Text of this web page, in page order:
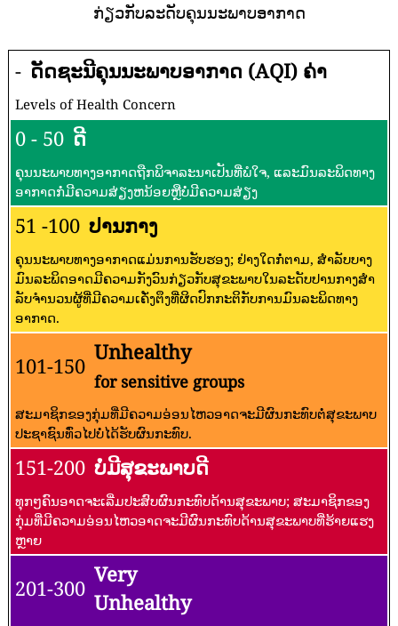
ກ່ຽວກັບລະດັບຄຸນນະພາບອາກາດ
- ດັດຊະນີຄຸນນະພາບອາກາດ (AQI) ຄ່າ
Levels of Health Concern
0 - 50 ດີ
ຄຸນນະພາບທາງອາກາດຖືກພິຈາລະນາເປັນທີ່ພໍໃຈ, ແລະມົນລະພິດທາງ
ອາກາດກໍ່ມີຄວາມສ່ຽງຫນ້ອຍຫຼືບໍ່ມີຄວາມສ່ຽງ
51 -100 ປານກາງ
ຄຸນນະພາບທາງອາກາດແມ່ນການຮັບຮອງ; ຢ່າງໃດກໍ່ຕາມ, ສໍາລັບບາງ
ມົນລະພິດອາດມີຄວາມກັງວົນກ່ຽວກັບສຸຂະພາບໃນລະດັບປານກາງສໍາ
ລັບຈໍານວນຜູ້ທີ່ມີຄວາມເຄັ່ງຕຶງທີ່ຜິດປົກກະຕິກັບການມົນລະພິດທາງ
ອາກາດ.
101-150
Unhealthy
for sensitive groups
ສະມາຊິກຂອງກຸ່ມທີ່ມີຄວາມອ່ອນໄຫວອາດຈະມີຜົນກະທົບຕໍ່ສຸຂະພາບ
ປະຊາຊົນທົ່ວໄປບໍ່ໄດ້ຮັບຜົນກະທົບ.
151-200 ບໍ່ມີສຸຂະພາບດີ
ທຸກໆຄົນອາດຈະເລີ່ມປະສົບຜົນກະທົບດ້ານສຸຂະພາບ; ສະມາຊິກຂອງ
ກຸ່ມທີ່ມີຄວາມອ່ອນໄຫວອາດຈະມີຜົນກະທົບດ້ານສຸຂະພາບທີ່ຮ້າຍແຮງ
ຫຼາຍ
201-300
Very
Unhealthy